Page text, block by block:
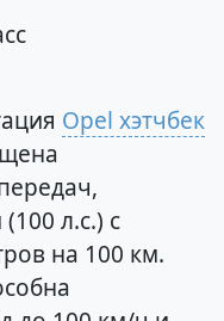
Opel хэтчбек
л.с.) с
на 100 км.